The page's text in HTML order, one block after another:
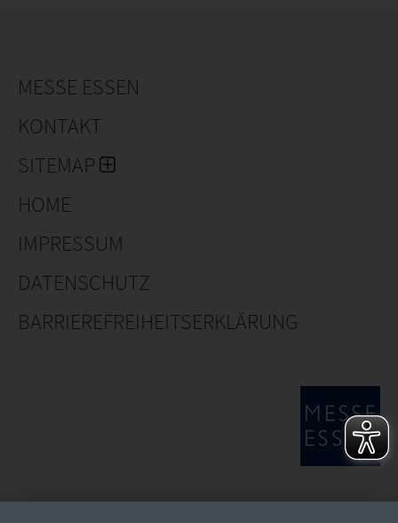
MESSE ESSEN
KONTAKT
SITEMAP
HOME
IMPRESSUM
DATENSCHUTZ
BARRIEREFREIHEITSERKLÄRUNG